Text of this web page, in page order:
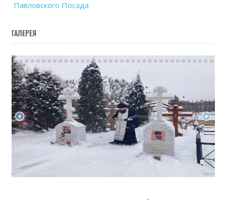
Павловского Посада
ГАЛЕРЕЯ